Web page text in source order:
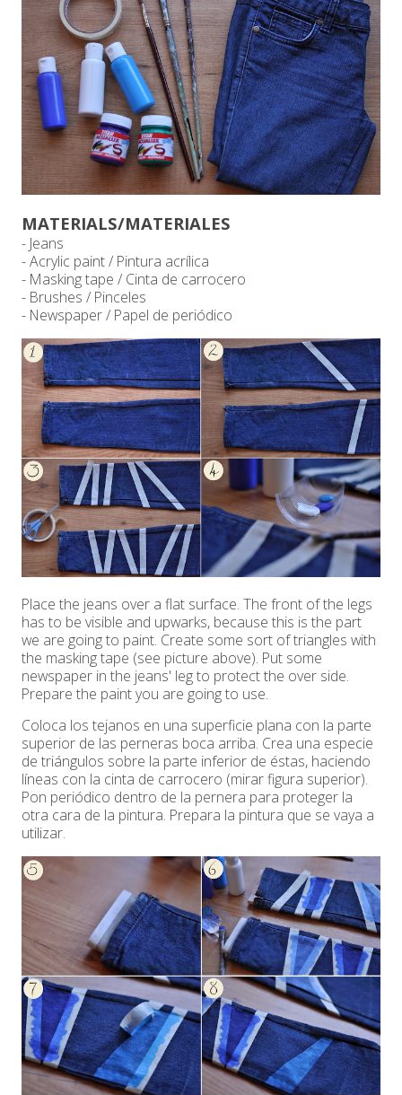
MATERIALS/MATERIALES
- Jeans
- Acrylic paint / Pintura acrílica
- Masking tape / Cinta de carrocero
- Brushes / Pinceles
- Newspaper / Papel de periódico
Place the jeans over a flat surface. The front of the legs
has to be visible and upwarks, because this is the part
we are going to paint. Create some sort of triangles with
the masking tape (see picture above). Put some
newspaper in the jeans' leg to protect the over side.
Prepare the paint you are going to use.
Coloca los tejanos en una superficie plana con la parte
superior de las perneras boca arriba. Crea una especie
de triángulos sobre la parte inferior de éstas, haciendo
líneas con la cinta de carrocero (mirar figura superior).
Pon periódico dentro de la pernera para proteger la
otra cara de la pintura. Prepara la pintura que se vaya a
utilizar.